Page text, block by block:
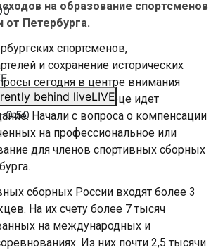
behind liveLIVE
-0:50
на образование спортсменов
от Петербурга.
спортсменов,
и сохранение исторических
сегодня в центре внимания
в Мариинском дворце идет
Начали с вопроса о компенсации
на профессиональное или
для членов спортивных сборных
сборных России входят более 3
На их счету более 7 тысяч
на международных и
Из них почти 2,5 тысячи